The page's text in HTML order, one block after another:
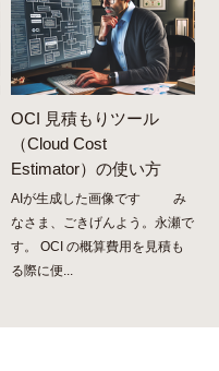
OCI 見積もりツール
（Cloud Cost
Estimator）の使い方
AIが生成した画像です み
なさま、ごきげんよう。永瀬で
す。 OCI の概算費用を見積も
る際に便...